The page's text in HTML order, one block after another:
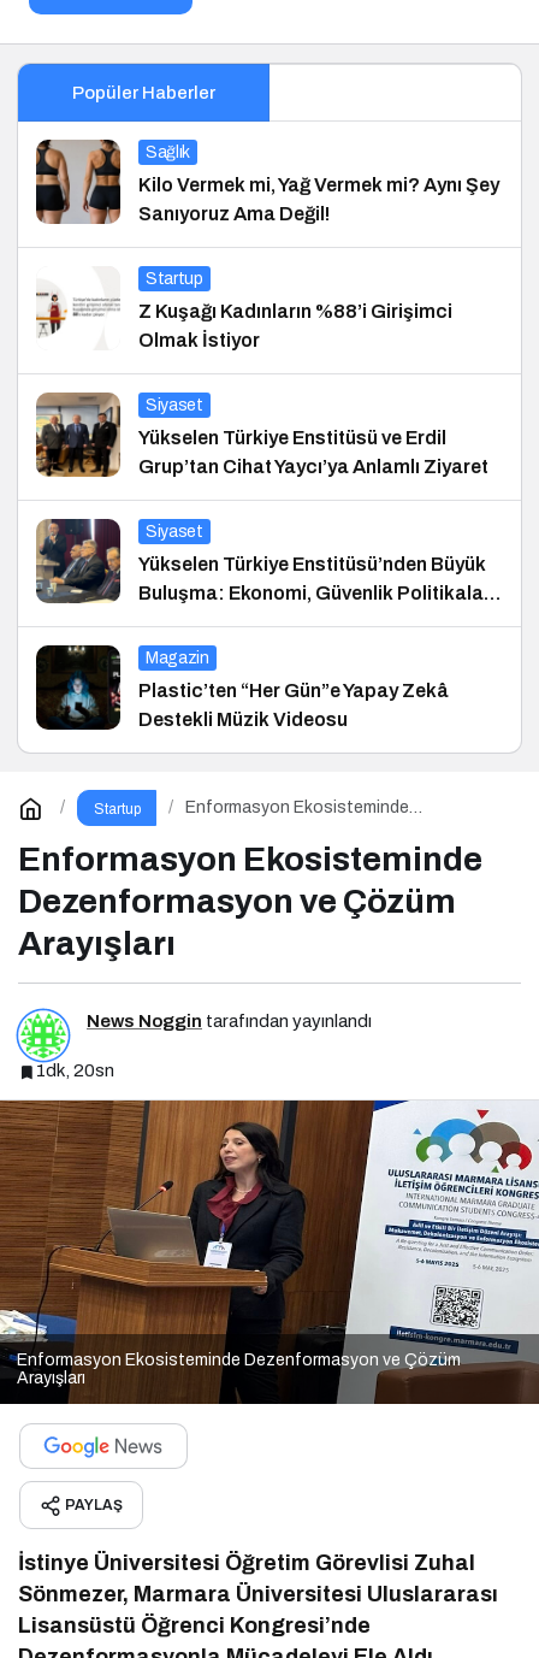
Popüler Haberler
Sağlık
Kilo Vermek mi, Yağ Vermek mi? Aynı Şey
Sanıyoruz Ama Değil!
Startup
Z Kuşağı Kadınların %88’i Girişimci
Olmak İstiyor
Siyaset
Yükselen Türkiye Enstitüsü ve Erdil
Grup’tan Cihat Yaycı’ya Anlamlı Ziyaret
Siyaset
Yükselen Türkiye Enstitüsü’nden Büyük
Buluşma: Ekonomi, Güvenlik Politikaları
ve Hukuk Konferansı
Magazin
Plastic’ten “Her Gün”e Yapay Zekâ
Destekli Müzik Videosu
Startup
Enformasyon Ekosisteminde
Enformasyon Ekosisteminde
Dezenformasyon ve Çözüm
Arayışları
News Noggin tarafından yayınlandı
1dk, 20sn
Enformasyon Ekosisteminde Dezenformasyon ve Çözüm
Arayışları
PAYLAŞ
İstinye Üniversitesi Öğretim Görevlisi Zuhal
Sönmezer, Marmara Üniversitesi Uluslararası
Lisansüstü Öğrenci Kongresi’nde